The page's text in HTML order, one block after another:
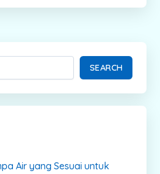
SEARCH
Air yang Sesuai untuk